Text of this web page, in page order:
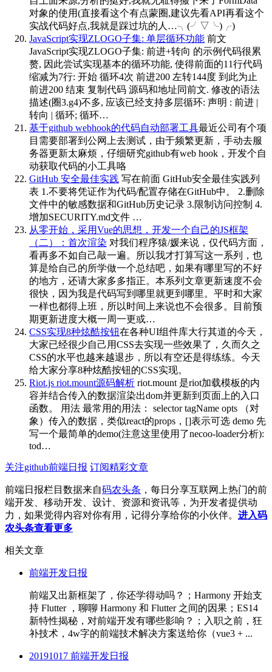
对象的使用(直接看这个有点蒙圈,建议先看API再看这个
实战代码好点,我就是踩过坑的人…╮(╯▽╰)╭)
JavaScript实现ZLOGO子集: 单层循环功能 前文
JavaScript实现ZLOGO子集: 前进+转向 的示例代码很累
赘, 因此尝试实现基本的循环功能, 使得前面的11行代码
缩减为7行: 开始 循环4次 前进200 左转144度 到此为止
前进200 结束 复制代码 源码和地址同前文. 修改的语法
描述(圈3.g4)不多, 应该已经支持多层循环: 声明 : 前进 |
转向 | 循环; 循环…
基于github webhook的代码自动部署工具最近公司有个项
目需要部署到公网上去测试，由于频繁更新，手动去服
务器更新太麻烦，仔细研究github有web hook，开发个自
动获取代码的小工具咯
GitHub 安全最佳实践 写在前面 GitHub安全最佳实践列
表 1.不要将凭证作为代码/配置存储在GitHub中。 2.删除
文件中的敏感数据和GitHub历史记录 3.限制访问控制 4.
增加SECURITY.md文件 …
从零开始，采用Vue的思想，开发一个自己的JS框架
（二）：首次渲染 对我们程序猿/媛来说，仅代码方面，
看再多不如自己敲一遍。所以我才打算写这一系列，也
算是给自己的所学做一个总结吧，如果有哪里写的不好
的地方，还请大家多多指正。本系列文章更新速度不会
很快，因为我是代码写到哪里就更到哪里。平时和大家
一样也都得上班，所以时间上来说也不会很多。目前预
期更新进度大概一周一更或…
CSS实现8种炫酷按钮在各种UI组件库大行其道的今天，
大家已经很少自己用CSS去实现一些效果了，久而久之
CSS的水平也越来越退步，所以有空还是得练练。今天
给大家分享8种炫酷按钮的CSS实现。
Riot.js riot.mount源码解析 riot.mount 是riot加载模板的内
容并结合传入的数据渲染出dom并更新到页面上的入口
函数。 用法 最常用的用法： selector tagName opts （对
象）传入的数据，类似react的props，[]表示可选 demo 先
写一个最简单的demo(注意这里使用了necoo-loader分析):
tod…
关注github前端日报 订阅精彩文章
前端日报栏目数据来自码农头条 ，每日分享互联网上热门的前
端开发、移动开发、设计、资源和资讯等，为开发者提供动
力，如果觉得内容对你有用，记得分享给你的小伙伴。 进入码
农头条查看更多
相关文章
前端开发日报
前端又出新框架了，你还学得动吗？；Harmony 开始支
持 Flutter ，聊聊 Harmony 和 Flutter 之间的因果；ES14
新特性揭秘，对前端开发有哪些影响？；入职之前，狂
补技术，4w字的前端技术解决方案送给你（vue3 + ...
20191017 前端开发日报